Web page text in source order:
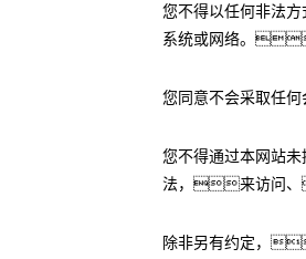
您不得以任何非法
系统或网络。
您同意不会采取任
您不得通过本网站
法，来访问、
除非另有约定，